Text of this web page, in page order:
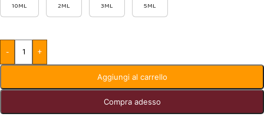
10ML 2ML 3ML 5ML
- +
Aggiungi al carrello
Compra adesso